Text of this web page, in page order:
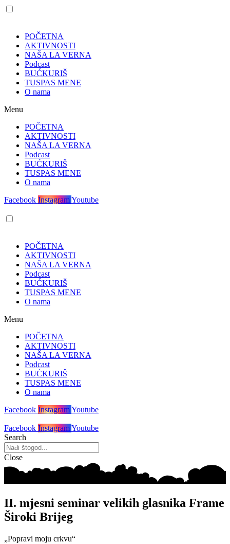
POČETNA
AKTIVNOSTI
NAŠA LA VERNA
Podcast
BUĆKURIŠ
TUSPAS MENE
O nama
Menu
POČETNA
AKTIVNOSTI
NAŠA LA VERNA
Podcast
BUĆKURIŠ
TUSPAS MENE
O nama
Facebook InstagramYoutube
POČETNA
AKTIVNOSTI
NAŠA LA VERNA
Podcast
BUĆKURIŠ
TUSPAS MENE
O nama
Menu
POČETNA
AKTIVNOSTI
NAŠA LA VERNA
Podcast
BUĆKURIŠ
TUSPAS MENE
O nama
Facebook InstagramYoutube
Facebook InstagramYoutube
Search
Close
II. mjesni seminar velikih glasnika Frame
Široki Brijeg
„Popravi moju crkvu“